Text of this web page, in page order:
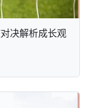
决解析成长观